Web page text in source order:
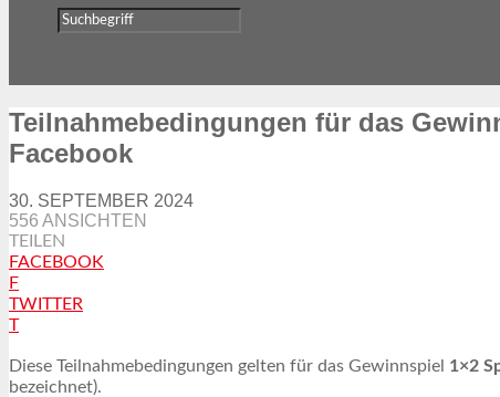
Teilnahmebedingungen für das
Facebook
30. SEPTEMBER 2024
556 ANSICHTEN
TEILEN
FACEBOOK
F
TWITTER
T
Diese Teilnahmebedingungen gelten für das Gewinnspiel 1×2
bezeichnet).